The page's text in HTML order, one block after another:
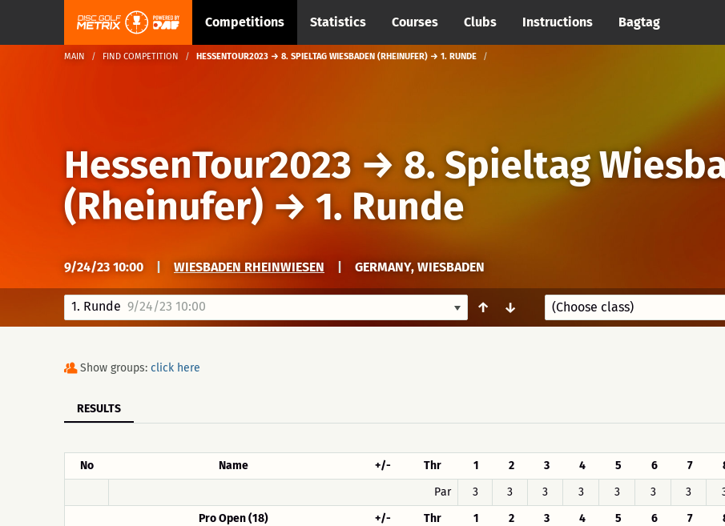
Competitions Statistics Courses Clubs Instructions Bagtag
MAIN FIND COMPETITION HESSENTOUR2023 → 8. SPIELTAG WIESBADEN (RHEINUFER) → 1. RUNDE
HessenTour2023 → 8. Spieltag
(Rheinufer)→ 1. Runde
9/24/23 10:00 WIESBADEN RHEINWIESEN GERMANY, WIESBADEN
1. Runde 9/24/23 10:00 ↑ ↓
Show groups: click here
RESULTS
No Name +/- Thr 1 2 3 4 5 6 7
Par
3 3 3 3 3 3 3
Pro Open (18)
+/- Thr 1 2 3 4 5 6 7